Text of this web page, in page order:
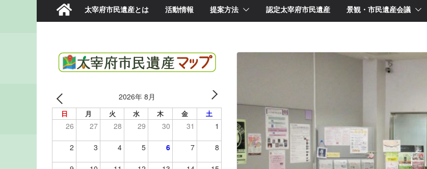
太宰府市民遺産とは 活動情報 提案方法 認定太宰府市民遺産 景観・市民遺産会議
2026年 8月
日 月 火 水 木 金 土
26 27 28 29 30 31 1
2 3 4 5 6 7 8